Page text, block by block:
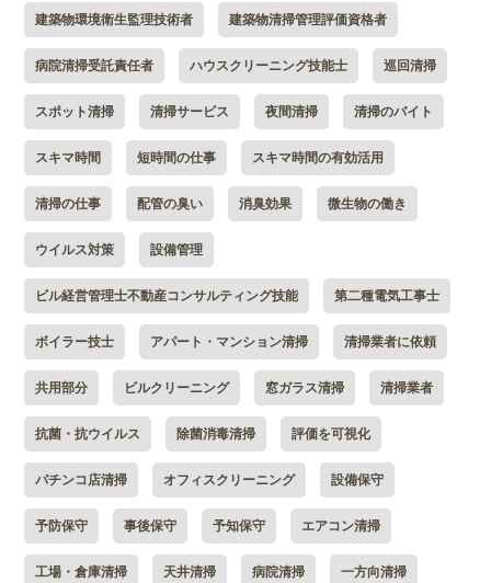
建築物環境衛生監理技術者 建築物清掃管理評価資格者
病院清掃受託責任者 ハウスクリーニング技能士 巡回清掃
スポット清掃 清掃サービス 夜間清掃 清掃のバイト
スキマ時間 短時間の仕事 スキマ時間の有効活用
清掃の仕事 配管の臭い 消臭効果 微生物の働き
ウイルス対策 設備管理
ビル経営管理士不動産コンサルティング技能 第二種電気工事士
ボイラー技士 アパート・マンション清掃 清掃業者に依頼
共用部分 ビルクリーニング 窓ガラス清掃 清掃業者
抗菌・抗ウイルス 除菌消毒清掃 評価を可視化
パチンコ店清掃 オフィスクリーニング 設備保守
予防保守 事後保守 予知保守 エアコン清掃
工場・倉庫清掃 天井清掃 病院清掃 一方向清掃